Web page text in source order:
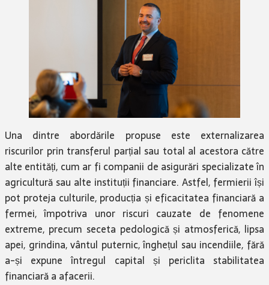
Una dintre abordările propuse este externalizarea
riscurilor prin transferul parțial sau total al acestora către
alte entități, cum ar fi companii de asigurări specializate în
agricultură sau alte instituții financiare. Astfel, fermierii își
pot proteja culturile, producția și eficacitatea financiară a
fermei, împotriva unor riscuri cauzate de fenomene
extreme, precum seceta pedologică și atmosferică, lipsa
apei, grindina, vântul puternic, înghețul sau incendiile, fără
a-și expune întregul capital și periclita stabilitatea
financiară a afacerii.